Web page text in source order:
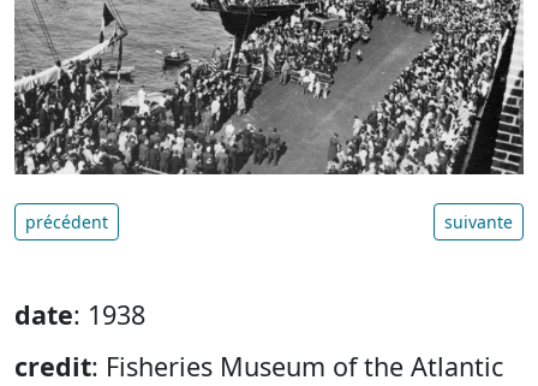
précédent suivante
date: 1938
credit: Fisheries Museum of the Atlantic